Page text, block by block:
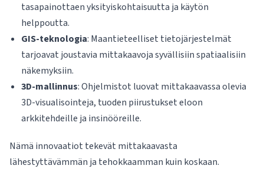
tasapainottaen yksityiskohtaisuutta ja käytön
helppoutta.
GIS-teknologia: Maantieteelliset tietojärjestelmät
tarjoavat joustavia mittakaavoja syvällisiin spatiaalisiin
näkemyksiin.
3D-mallinnus: Ohjelmistot luovat mittakaavassa olevia
3D-visualisointeja, tuoden piirustukset eloon
arkkitehdeille ja insinööreille.
Nämä innovaatiot tekevät mittakaavasta
lähestyttävämmän ja tehokkaamman kuin koskaan.